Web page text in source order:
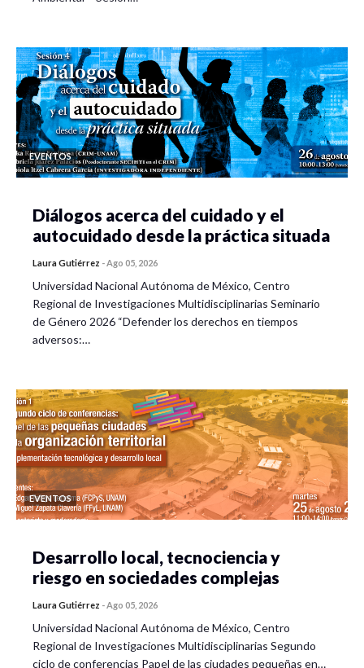
EVENTOS
Diálogos acerca del cuidado y el
autocuidado desde la práctica situada
Laura Gutiérrez -Ago 05, 2026
Universidad Nacional Autónoma de México, Centro
Regional de Investigaciones Multidisciplinarias Seminario
de Género 2026 “Defender los derechos en tiempos
adversos:…
EVENTOS
Desarrollo local, tecnociencia y
riesgo en sociedades complejas
Laura Gutiérrez -Ago 05, 2026
Universidad Nacional Autónoma de México, Centro
Regional de Investigaciones Multidisciplinarias Segundo
ciclo de conferencias Papel de las ciudades pequeñas en…